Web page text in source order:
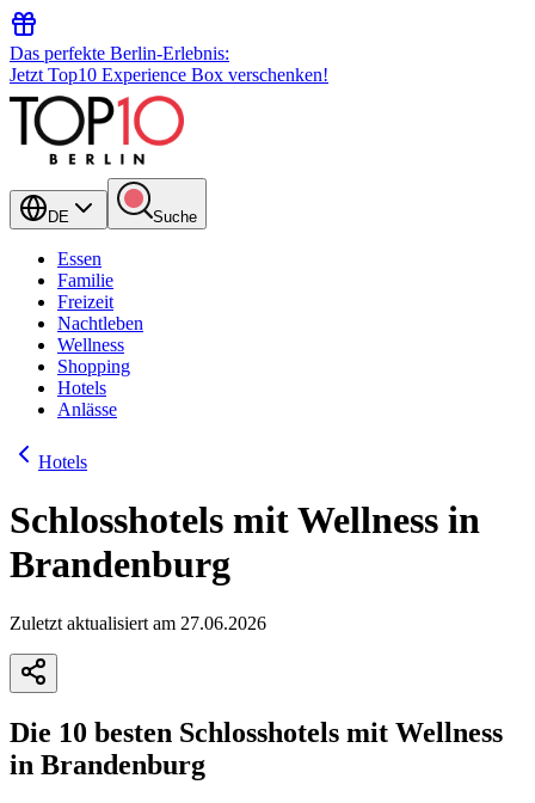
Das perfekte Berlin-Erlebnis:
Jetzt Top10 Experience Box verschenken!
DE Suche
Essen
Familie
Freizeit
Nachtleben
Wellness
Shopping
Hotels
Anlässe
Hotels
Schlosshotels mit Wellness in
Brandenburg
Zuletzt aktualisiert am 27.06.2026
Die 10 besten Schlosshotels mit Wellness
in Brandenburg